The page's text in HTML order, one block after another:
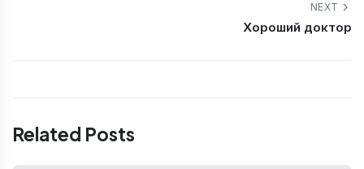
NEXT
Хороший доктор
Related Posts